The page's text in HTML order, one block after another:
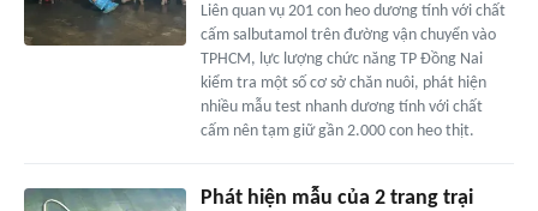
Liên quan vụ 201 con heo dương tính với chất
cấm salbutamol trên đường vận chuyển vào
TPHCM, lực lượng chức năng TP Đồng Nai
kiểm tra một số cơ sở chăn nuôi, phát hiện
nhiều mẫu test nhanh dương tính với chất
cấm nên tạm giữ gần 2.000 con heo thịt.
Phát hiện mẫu của 2 trang trại